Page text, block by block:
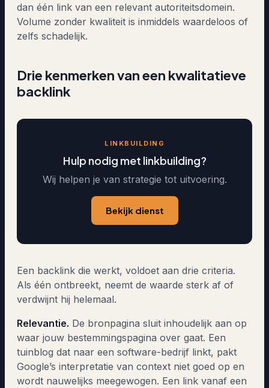
dan één link van een relevant autoriteitsdomein.
Volume zonder kwaliteit is inmiddels waardeloos of
zelfs schadelijk.
Drie kenmerken van een kwalitatieve
backlink
LINKBUILDING
Hulp nodig met linkbuilding?
Wij helpen je van strategie tot uitvoering.
Bekijk dienst
Een backlink die werkt, voldoet aan drie criteria.
Als één ontbreekt, neemt de waarde sterk af of
verdwijnt hij helemaal.
Relevantie. De bronpagina sluit inhoudelijk aan op
waar jouw bestemmingspagina over gaat. Een
tuinblog dat naar een software-bedrijf linkt, pakt
Google’s interpretatie van context niet goed op en
wordt nauwelijks meegewogen. Een link vanaf een